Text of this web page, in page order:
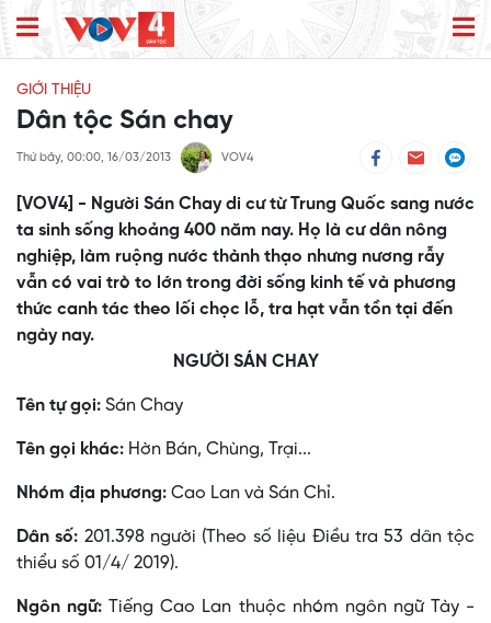
GIỚI THIỆU
Dân tộc Sán chay
Thứ bảy, 00:00, 16/03/2013 VOV4
[VOV4] - Người Sán Chay di cư từ Trung Quốc sang nước
ta sinh sống khoảng 400 năm nay. Họ là cư dân nông
nghiệp, làm ruộng nước thành thạo nhưng nương rẫy
vẫn có vai trò to lớn trong đời sống kinh tế và phương
thức canh tác theo lối chọc lỗ, tra hạt vẫn tồn tại đến
ngày nay.
NGƯỜI SÁN CHAY
Tên tự gọi: Sán Chay
Tên gọi khác: Hờn Bán, Chùng, Trại...
Nhóm địa phương: Cao Lan và Sán Chỉ.
Dân số: 201.398 người (Theo số liệu Điều tra 53 dân tộc
thiểu số 01/4/ 2019).
Ngôn ngữ:Tiếng Cao Lan thuộc nhóm ngôn ngữ Tày -